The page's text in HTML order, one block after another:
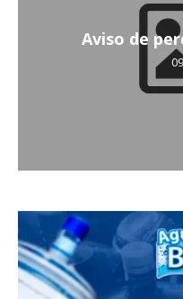
Aviso de